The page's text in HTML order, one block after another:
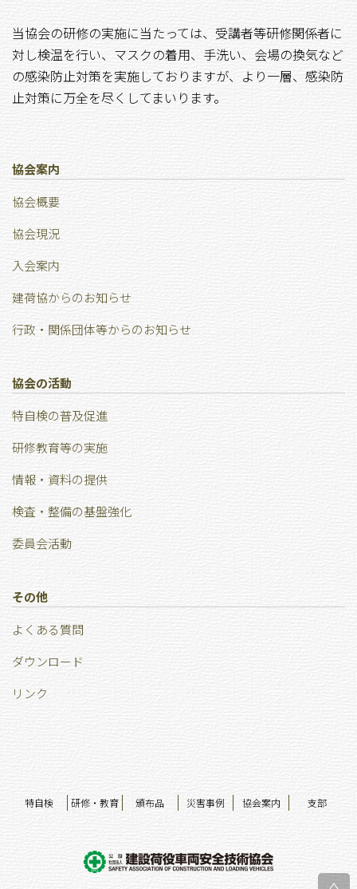
当協会の研修の実施に当たっては、受講者等研修関係者に
対し検温を行い、マスクの着用、手洗い、会場の換気など
の感染防止対策を実施しておりますが、より一層、感染防
止対策に万全を尽くしてまいります。
協会案内
協会概要
協会現況
⼊会案内
建荷協からのお知らせ
行政・関係団体等からのお知らせ
協会の活動
特⾃検の普及促進
研修教育等の実施
情報・資料の提供
検査・整備の基盤強化
委員会活動
その他
よくある質問
ダウンロード
リンク
特自検 研修・教育 頒布品 災害事例 協会案内 支部